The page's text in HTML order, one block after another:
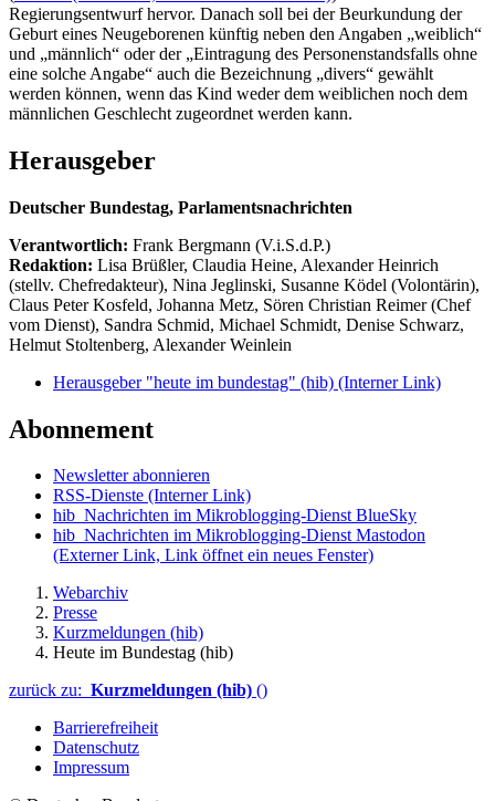
Regierungsentwurf hervor. Danach soll bei der Beurkundung der
Geburt eines Neugeborenen künftig neben den Angaben „weiblich“
und „männlich“ oder der „Eintragung des Personenstandsfalls ohne
eine solche Angabe“ auch die Bezeichnung „divers“ gewählt
werden können, wenn das Kind weder dem weiblichen noch dem
männlichen Geschlecht zugeordnet werden kann.
Herausgeber
Deutscher Bundestag, Parlamentsnachrichten
Verantwortlich: Frank Bergmann (V.i.S.d.P.)
Redaktion: Lisa Brüßler, Claudia Heine, Alexander Heinrich
(stellv. Chefredakteur), Nina Jeglinski, Susanne Ködel (Volontärin),
Claus Peter Kosfeld, Johanna Metz, Sören Christian Reimer (Chef
vom Dienst), Sandra Schmid, Michael Schmidt, Denise Schwarz,
Helmut Stoltenberg, Alexander Weinlein
Herausgeber "heute im bundestag" (hib) (Interner Link)
Abonnement
Newsletter abonnieren
RSS-Dienste (Interner Link)
hib_Nachrichten im Mikroblogging-Dienst BlueSky
hib_Nachrichten im Mikroblogging-Dienst Mastodon
(Externer Link, Link öffnet ein neues Fenster)
Webarchiv
Presse
Kurzmeldungen (hib)
Heute im Bundestag (hib)
zurück zu: Kurzmeldungen (hib) ()
Barrierefreiheit
Datenschutz
Impressum